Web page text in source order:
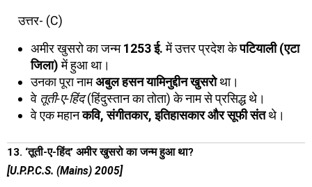
उत्तर- (C)
अमीर खुसरो का जन्म1253 ई.में उत्तर प्रदेश केपटियाली (एटा
जिला)में हुआ था।
उनका पूरा नामअबुल हसन यामिनुद्दीन खुसरोथा।
वे तूती-ए-हिंद(हिंदुस्तान का तोता) के नाम से प्रसिद्ध थे।
वे एक महानकवि, संगीतकार, इतिहासकार और सूफी संतथे।
13. ‘तूती-ए-हिंद’ अमीर खुसरो का जन्म हुआ था?
[U.P.P.C.S. (Mains) 2005]